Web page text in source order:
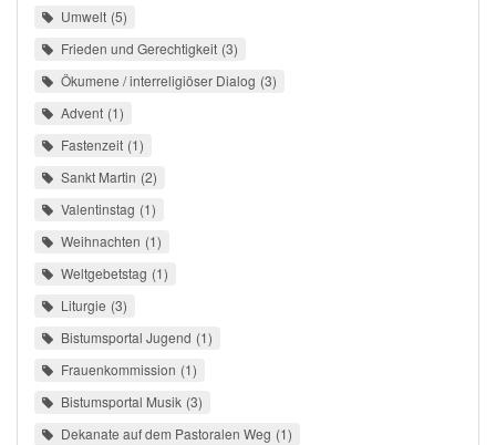
Umwelt 5
Frieden und Gerechtigkeit 3
Ökumene / interreligiöser Dialog 3
Advent 1
Fastenzeit 1
Sankt Martin 2
Valentinstag 1
Weihnachten 1
Weltgebetstag 1
Liturgie 3
Bistumsportal Jugend 1
Frauenkommission 1
Bistumsportal Musik 3
Dekanate auf dem Pastoralen Weg 1